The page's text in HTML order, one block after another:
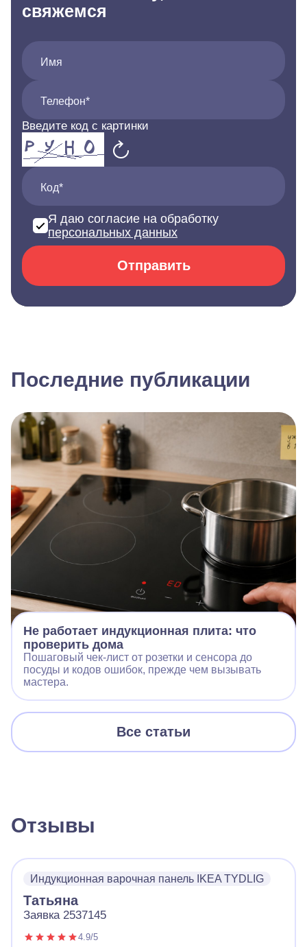
свяжемся
Имя
Телефон*
Введите код с картинки
Код*
Я даю согласие на обработку
персональных данных
Отправить
Последние публикации
Не работает индукционная плита: что
проверить дома
Пошаговый чек‑лист от розетки и сенсора до
посуды и кодов ошибок, прежде чем вызывать
мастера.
Все статьи
Отзывы
Индукционная варочная панель IKEA TYDLIG
Татьяна
Заявка 2537145
4.9/5